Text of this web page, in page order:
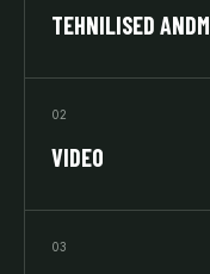
TEHNILISED
02
VIDEO
03